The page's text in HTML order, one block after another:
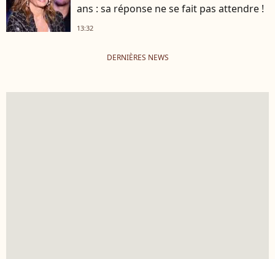
ans : sa réponse ne se fait pas attendre !
13:32
DERNIÈRES NEWS